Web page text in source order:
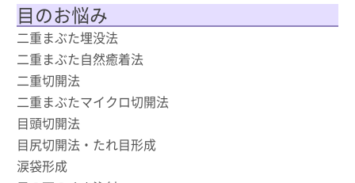
目のお悩み
二重まぶた埋没法
二重まぶた自然癒着法
二重切開法
二重まぶたマイクロ切開法
目頭切開法
目尻切開法・たれ目形成
涙袋形成